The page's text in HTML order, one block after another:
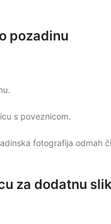
pozadinu
s poveznicom.
fotografija odmah
za dodatnu